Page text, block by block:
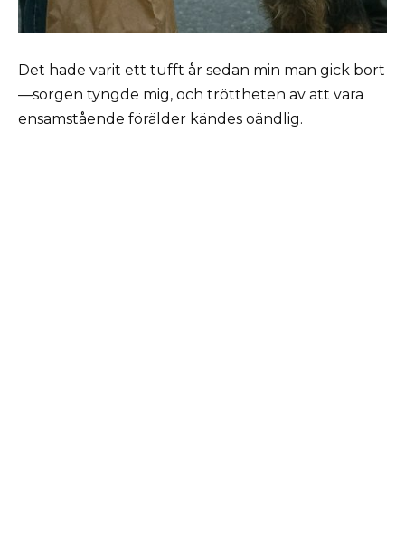
Det hade varit ett tufft år sedan min man gick bort
—sorgen tyngde mig, och tröttheten av att vara
ensamstående förälder kändes oändlig.